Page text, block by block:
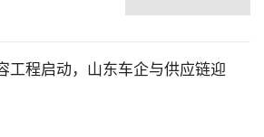
工程启动，山东车企与供应链迎